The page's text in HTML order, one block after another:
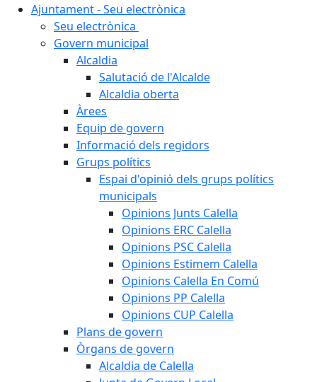
Ajuntament - Seu electrònica
Seu electrònica
Govern municipal
Alcaldia
Salutació de l'Alcalde
Alcaldia oberta
Àrees
Equip de govern
Informació dels regidors
Grups polítics
Espai d'opinió dels grups polítics
municipals
Opinions Junts Calella
Opinions ERC Calella
Opinions PSC Calella
Opinions Estimem Calella
Opinions Calella En Comú
Opinions PP Calella
Opinions CUP Calella
Plans de govern
Òrgans de govern
Alcaldia de Calella